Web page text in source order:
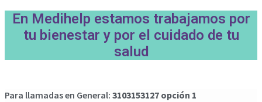
En Medihelp estamos trabajamos por
tu bienestar y por el cuidado de tu
salud
Para llamadas en General: 3103153127 opción 1